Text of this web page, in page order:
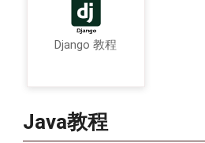
功能：获取最适合顶部模式
返回：
顶部元素
Django 教程
Java教程